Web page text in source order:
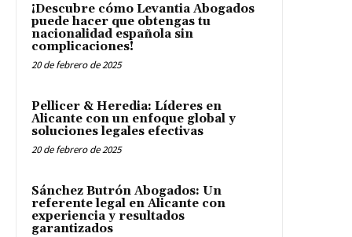
¡Descubre cómo Levantia Abogados
puede hacer que obtengas tu
nacionalidad española sin
complicaciones!
20 de febrero de 2025
Pellicer & Heredia: Líderes en
Alicante con un enfoque global y
soluciones legales efectivas
20 de febrero de 2025
Sánchez Butrón Abogados: Un
referente legal en Alicante con
experiencia y resultados
garantizados